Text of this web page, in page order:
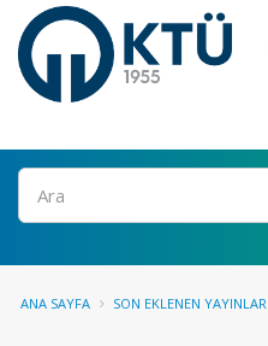
Ara
ANA SAYFA SON EKLENEN YAYINLAR